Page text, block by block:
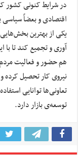
در شرایط کنونی کشور
اقتصادی و بعضاً سیاسی
یکی از بهترین
آوری و تجمیع کند تا
هم حضور و فعالیت
نیروی کار تحصیل کرده
تعاونی‌ها توانایی
توسعه‌ی بازار دارد.